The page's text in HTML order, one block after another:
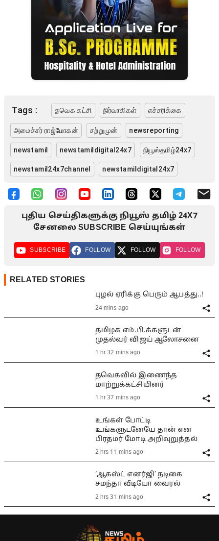
Tags : தவெக கட்சி நிர்வாகிகள் எச்சரிக்கை
அமைச்சர் ராஜ்மோகன் சற்றுமுன் newsreporting
newstamil newstamildigital24x7 நியூஸ்தமிழ்24x7
newstamil24x7channel newstamildigital24x7
புதிய செய்திகளுக்கு நியூஸ் தமிழ் 24X7
சேனலை SUBSCRIBE செய்யுங்கள்
SUBSCRIBE FOLLOW FOLLOW FOLLOW
RELATED STORIES
புழல் ஏரிக்கு பெரும் ஆபத்து..!
24 mins ago
தமிழக எம்.பி.க்களுடன்
முதல்வர் விஜய் ஆலோசனை
1 hr 32 mins ago
தவெகவில் இணைந்த
மாற்றுக்கட்சியினர்
1 hr 37 mins ago
உங்கள் போட்டி
உங்களுடனேயே தான் என
பிரதமர் மோடி அறிவுறுத்தல்
2 hrs 11 mins ago
‘ஆகஸ்ட் எனர்ஜி’ நடிகை
சமந்தா வீடியோ வைரல்
2 hrs 31 mins ago